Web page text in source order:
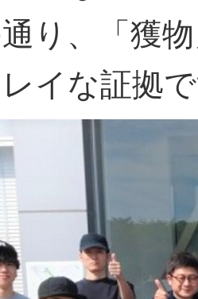
り、「獲
イな証拠